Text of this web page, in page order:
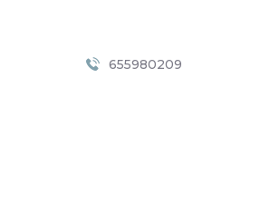
655980209
Vital Esthetic